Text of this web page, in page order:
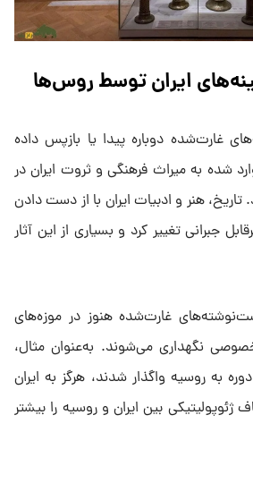
ایران توسط روس‌ها
غارت‌شده دوباره پیدا یا بازپس داده
شده به میراث فرهنگی و ثروت ایران در
بود. تاریخ، هنر و ادبیات ایران با از دست دادن
جبرانی تغییر کرد و بسیاری از این آثار
غارت‌شده هنوز در موزه‌های
نگهداری می‌شوند. به‌عنوان مثال،
به روسیه واگذار شدند، هرگز به ایران
ژئوپولیتیکی بین ایران و روسیه را بیشتر